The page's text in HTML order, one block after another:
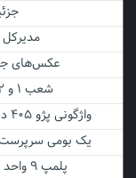
جزئیات ۲ پرونده
مدیرکل
عکس‌های
شعب ۱ و ۲ تأمین اجتماعی بوشهر ادغام می شود
واژگونی پژو ۴۰۵ در محور جم–انارستان با یک کشته و ۳ مصدوم
یک بومی سرپرست
پلمپ ۹ واحد صنفی در بوشهر بدلیل تبلیغات نامتعارف